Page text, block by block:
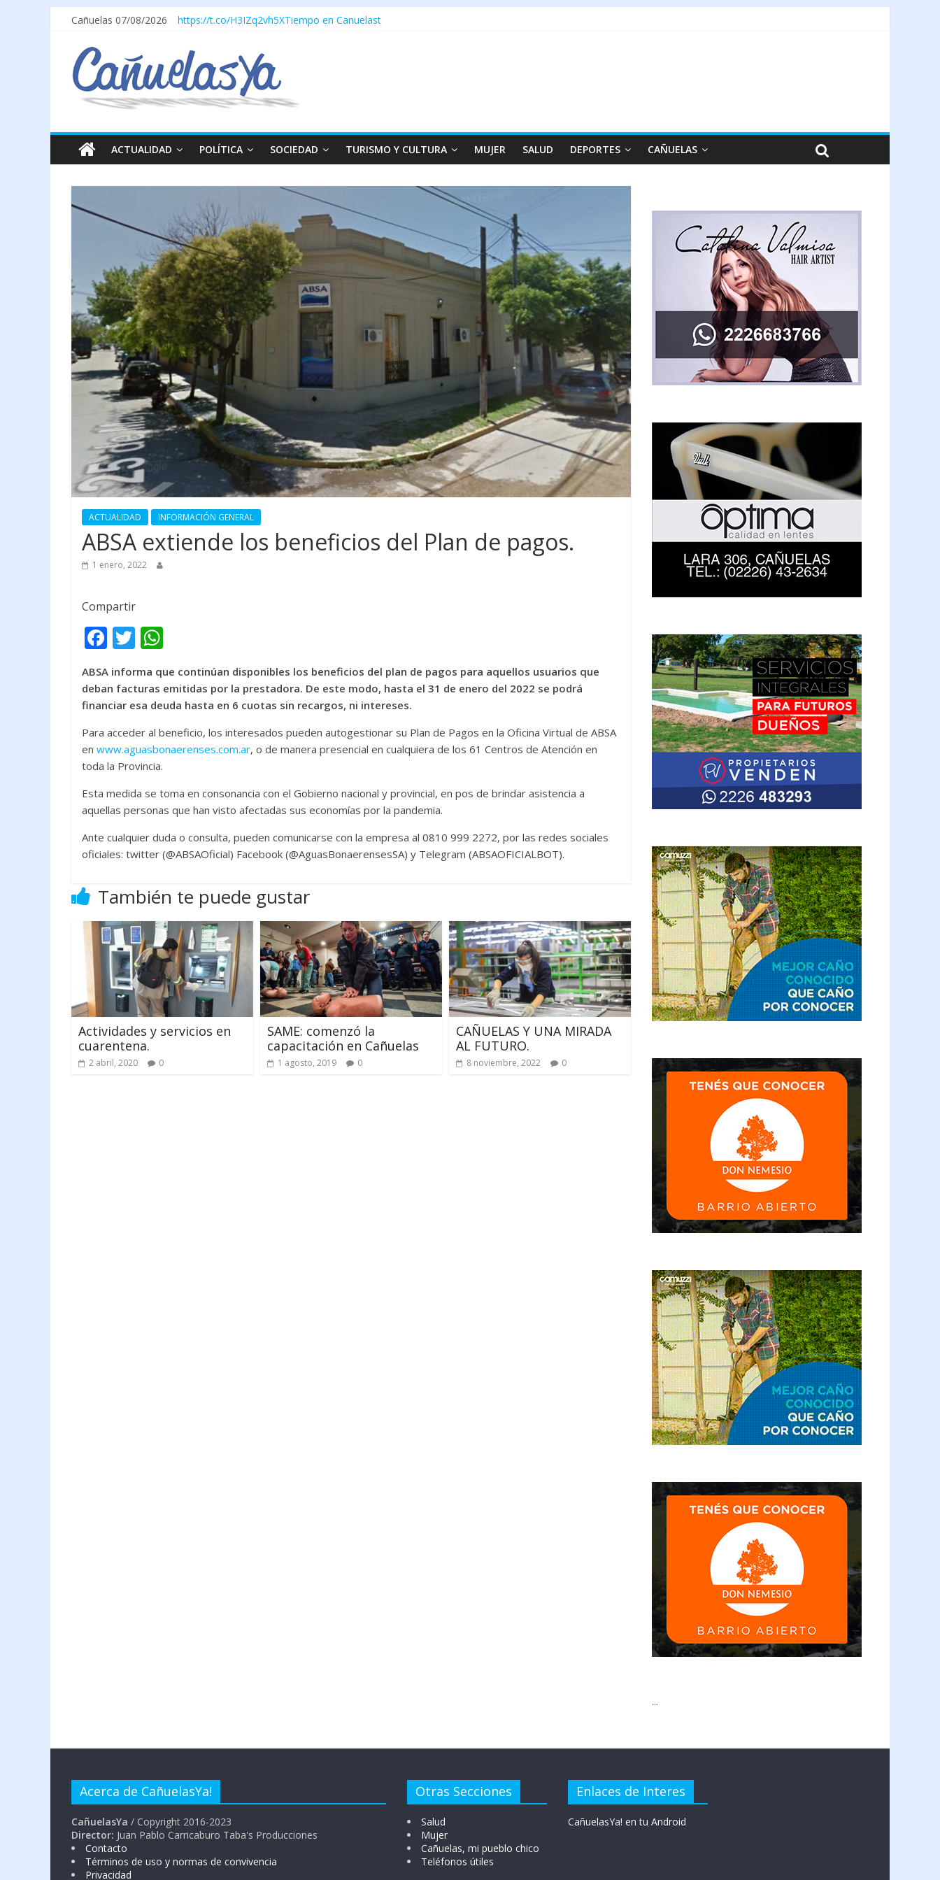
Cañuelas 07/08/2026 https://t.co/H3IZq2vh5XTiempo en Canuelast
ACTUALIDAD POLÍTICA SOCIEDAD TURISMO Y CULTURA MUJER SALUD DEPORTES CAÑUELAS
ACTUALIDAD INFORMACIÓN GENERAL
ABSA extiende los beneficios del Plan de pagos.
1 enero, 2022
Compartir
F
ac
e
b
o
o
k
T
itt
er
at
s
A
p
ABSA informa que continúan disponibles los beneficios del plan de pagos para aquellos usuarios que
deban facturas emitidas por la prestadora. De este modo, hasta el 31 de enero del 2022 se podrá
financiar esa deuda hasta en 6 cuotas sin recargos, ni intereses.
Para acceder al beneficio, los interesados pueden autogestionar su Plan de Pagos en la Oficina Virtual de ABSA
en www.aguasbonaerenses.com.ar, o de manera presencial en cualquiera de los 61 Centros de Atención en
toda la Provincia.
Esta medida se toma en consonancia con el Gobierno nacional y provincial, en pos de brindar asistencia a
aquellas personas que han visto afectadas sus economías por la pandemia.
Ante cualquier duda o consulta, pueden comunicarse con la empresa al 0810 999 2272, por las redes sociales
oficiales: twitter (@ABSAOficial) Facebook (@AguasBonaerensesSA) y Telegram (ABSAOFICIALBOT).
También te puede gustar
Actividades y servicios en
cuarentena.
2 abril, 2020 0
SAME: comenzó la
capacitación en Cañuelas
1 agosto, 2019 0
CAÑUELAS Y UNA MIRADA
AL FUTURO.
8 noviembre, 2022 0
...
Acerca de CañuelasYa!
CañuelasYa / Copyright 2016-2023
Director: Juan Pablo Carricaburo Taba's Producciones
Contacto
Términos de uso y normas de convivencia
Privacidad
Otras Secciones
Salud
Mujer
Cañuelas, mi pueblo chico
Teléfonos útiles
Enlaces de Interes
CañuelasYa! en tu Android